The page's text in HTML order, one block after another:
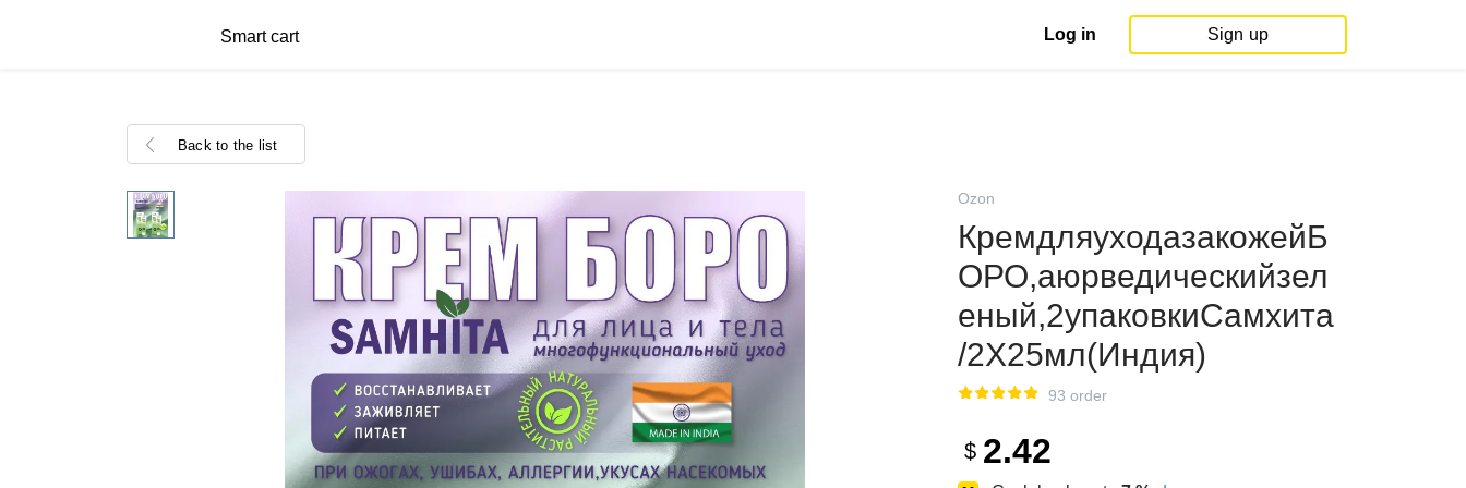
Smart cart Log in Sign up
Back to the list
Ozon
КремдляуходазакожейБ
ОРО,аюрведическийзел
еный,2упаковкиСамхита
/2X25мл(Индия)
93 order
$ 2.42